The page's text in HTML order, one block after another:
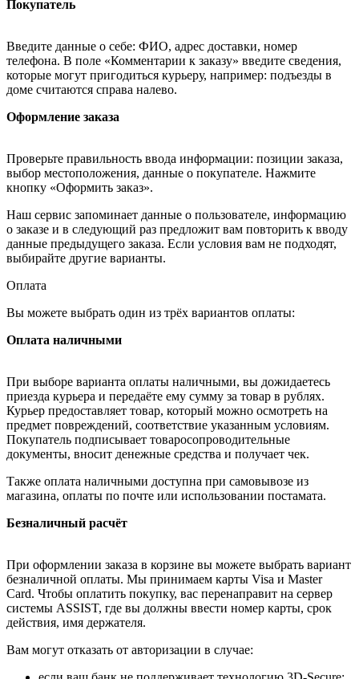
Покупатель
Введите данные о себе: ФИО, адрес доставки, номер
телефона. В поле «Комментарии к заказу» введите сведения,
которые могут пригодиться курьеру, например: подъезды в
доме считаются справа налево.
Оформление заказа
Проверьте правильность ввода информации: позиции заказа,
выбор местоположения, данные о покупателе. Нажмите
кнопку «Оформить заказ».
Наш сервис запоминает данные о пользователе, информацию
о заказе и в следующий раз предложит вам повторить к вводу
данные предыдущего заказа. Если условия вам не подходят,
выбирайте другие варианты.
Оплата
Вы можете выбрать один из трёх вариантов оплаты:
Оплата наличными
При выборе варианта оплаты наличными, вы дожидаетесь
приезда курьера и передаёте ему сумму за товар в рублях.
Курьер предоставляет товар, который можно осмотреть на
предмет повреждений, соответствие указанным условиям.
Покупатель подписывает товаросопроводительные
документы, вносит денежные средства и получает чек.
Также оплата наличными доступна при самовывозе из
магазина, оплаты по почте или использовании постамата.
Безналичный расчёт
При оформлении заказа в корзине вы можете выбрать вариант
безналичной оплаты. Мы принимаем карты Visa и Master
Card. Чтобы оплатить покупку, вас перенаправит на сервер
системы ASSIST, где вы должны ввести номер карты, срок
действия, имя держателя.
Вам могут отказать от авторизации в случае: